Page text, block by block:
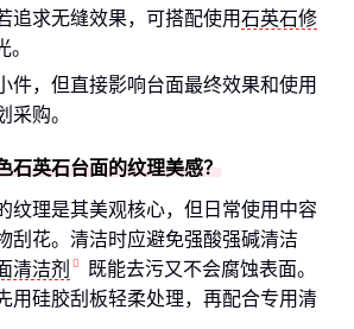
追求无缝效果，可搭配使用石英石修
件，但直接影响台面最终效果和使用
采购。
石英石台面的纹理美感？
纹理是其美观核心，但日常使用中容
刮花。清洁时应避免强酸强碱清洁
清洁剂
既能去污又不会腐蚀表面。
用硅胶刮板轻柔处理，再配合专用清